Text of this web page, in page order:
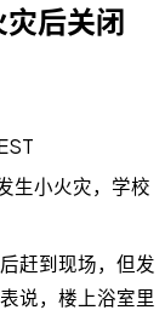
后关闭
生小火灾，学校
赶到现场，但发
说，楼上浴室里